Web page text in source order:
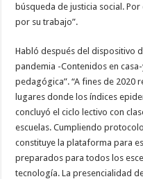
búsqueda de justicia social.
por su trabajo”.
Habló después del dispositivo
pandemia -Contenidos en
pedagógica”. “A fines de 2020
lugares donde los índices
concluyó el ciclo lectivo con
escuelas. Cumpliendo
constituye la plataforma para
preparados para todos los
tecnología. La presencialidad